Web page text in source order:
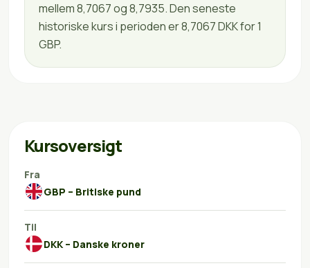
mellem 8,7067 og 8,7935. Den seneste
historiske kurs i perioden er 8,7067 DKK for 1
GBP.
Kursoversigt
Fra
GBP – Britiske pund
Til
DKK – Danske kroner